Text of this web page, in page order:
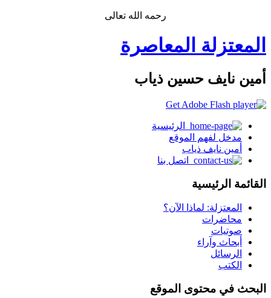
رحمه الله تعالى
المعتزلة المعاصرة
أمين نايف حسين ذياب
الرئيسية
مدخل لفهم الموقع
أمين نايف ذياب
اتصل بنا
القائمة الرئيسية
المعتزلة: لماذا الآن؟
محاضرات
صوتيات
أبحاث وآراء
الرسائل
الكتب
البحث في محتوى الموقع